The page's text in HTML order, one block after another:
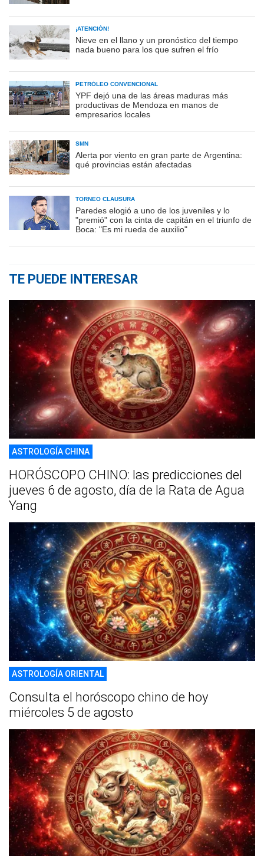
¡ATENCIÓN!
Nieve en el llano y un pronóstico del tiempo
nada bueno para los que sufren el frío
PETRÓLEO CONVENCIONAL
YPF dejó una de las áreas maduras más
productivas de Mendoza en manos de
empresarios locales
SMN
Alerta por viento en gran parte de Argentina:
qué provincias están afectadas
TORNEO CLAUSURA
Paredes elogió a uno de los juveniles y lo
"premió" con la cinta de capitán en el triunfo de
Boca: "Es mi rueda de auxilio"
TE PUEDE INTERESAR
ASTROLOGÍA CHINA
HORÓSCOPO CHINO: las predicciones del
jueves 6 de agosto, día de la Rata de Agua
Yang
ASTROLOGÍA ORIENTAL
Consulta el horóscopo chino de hoy
miércoles 5 de agosto